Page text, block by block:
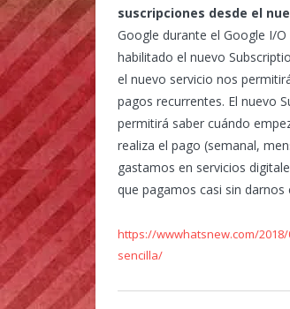
suscripciones desde el
Google durante el Google I/
habilitado el nuevo
el nuevo servicio nos
pagos recurrentes. El nuevo
permitirá saber cuándo
realiza el pago (semanal,
gastamos en servicios
que pagamos casi sin darnos
https://wwwhatsnew.com/
sencilla/